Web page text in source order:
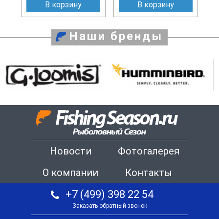
В корзину
В корзину
Наши бренды
Новости
Фотогалерея
О компании
Контакты
+7 (499) 398 22 54
Заказать обратный звонок